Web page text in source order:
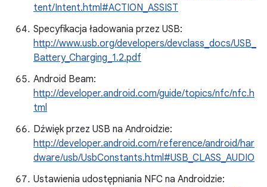
tent/Intent.html#ACTION_ASSIST
Specyfikacja ładowania przez USB:
http://www.usb.org/developers/devclass_docs/USB_
Battery_Charging_1.2.pdf
Android Beam:
http://developer.android.com/guide/topics/nfc/nfc.h
tml
Dźwięk przez USB na Androidzie:
http://developer.android.com/reference/android/har
dware/usb/UsbConstants.html#USB_CLASS_AUDIO
Ustawienia udostępniania NFC na Androidzie: